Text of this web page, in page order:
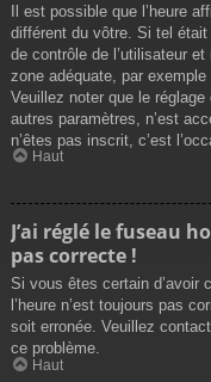
Il est possible que l’heure
différent du vôtre. Si tel
de contrôle de l’utilisateur
zone adéquate, par
Veuillez noter que le
autres paramètres, n’est
n’êtes pas inscrit, c’est
Haut
J’ai réglé le fuseau
pas correcte !
Si vous êtes certain d’avoir
l’heure n’est toujours pas
soit erronée. Veuillez
ce problème.
Haut